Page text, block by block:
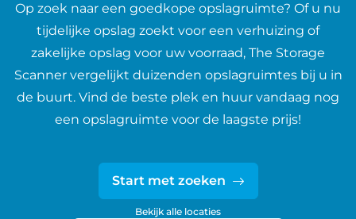
Op zoek naar een goedkope opslagruimte? Of u nu
tijdelijke opslag zoekt voor een verhuizing of
zakelijke opslag voor uw voorraad, The Storage
Scanner vergelijkt duizenden opslagruimtes bij u in
de buurt. Vind de beste plek en huur vandaag nog
een opslagruimte voor de laagste prijs!
Start met zoeken
Bekijk alle locaties